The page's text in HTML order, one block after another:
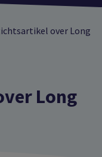
over Long
Long